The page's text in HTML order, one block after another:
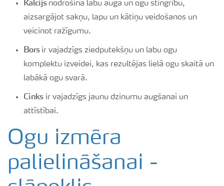
Kalcijsnodrošina labu auga un ogu stingrību,
aizsargājot sakņu, lapu un kātiņu veidošanos un
veicinot ražīgumu.
Borsir vajadzīgs ziedputekšņu un labu ogu
komplektu izveidei, kas rezultējas lielā ogu skaitā un
labākā ogu svarā.
Cinksir vajadzīgs jaunu dzinumu augšanai un
attīstībai.
Ogu izmēra
palielināšanai -